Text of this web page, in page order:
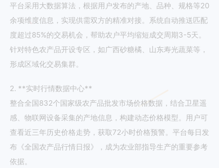
平台采用大数据算法，根据用户发布的产地、品种、规格等20
余项维度信息，实现供需双方的精准对接。系统自动推送匹配
度超过85%的交易机会，帮助农户平均缩短成交周期3-5天。
针对特色农产品开设专区，如广西砂糖橘、山东寿光蔬菜等，
形成区域化交易集群。
2. **实时行情数据中心**
整合全国832个国家级农产品批发市场价格数据，结合卫星遥
感、物联网设备采集的产地信息，构建动态价格模型。用户可
查看近三年历史价格走势，获取72小时价格预警。平台每日发
布《全国农产品行情日报》，成为农业部指导生产的重要参考
依据。